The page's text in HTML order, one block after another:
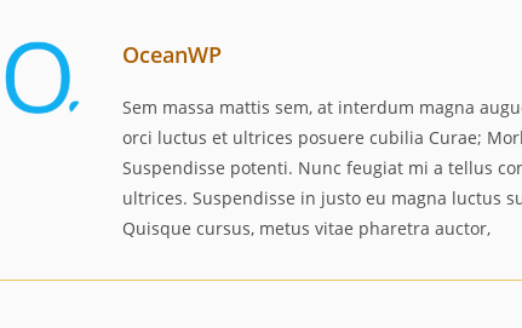
OceanWP
Sem massa mattis sem, at interdum magna
orci luctus et ultrices posuere cubilia Curae;
Suspendisse potenti. Nunc feugiat mi a tellus
ultrices. Suspendisse in justo eu magna luctus
Quisque cursus, metus vitae pharetra auctor,